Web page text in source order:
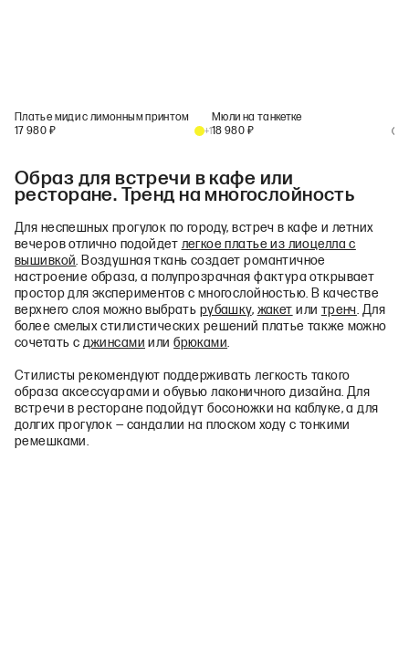
Платье миди с лимонным принтом
17 980 ₽ +1
Мюли на танкетке
18 980 ₽
Образ для встречи в кафе или
ресторане. Тренд на многослойность
Для неспешных прогулок по городу, встреч в кафе и летних
вечеров отлично подойдет легкое платье из лиоцелла с
вышивкой. Воздушная ткань создает романтичное
настроение образа, а полупрозрачная фактура открывает
простор для экспериментов с многослойностью. В качестве
верхнего слоя можно выбрать рубашку, жакет или тренч. Для
более смелых стилистических решений платье также можно
сочетать с джинсами илибрюками.
Стилисты рекомендуют поддерживать легкость такого
образа аксессуарами и обувью лаконичного дизайна. Для
встречи в ресторане подойдут босоножки на каблуке, а для
долгих прогулок — сандалии на плоском ходу с тонкими
ремешками.